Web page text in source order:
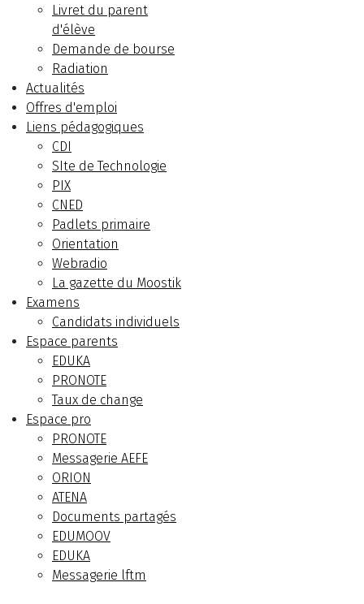
Livret du parent
d'élève
Demande de bourse
Radiation
Actualités
Offres d'emploi
Liens pédagogiques
CDI
SIte de Technologie
PIX
CNED
Padlets primaire
Orientation
Webradio
La gazette du Moostik
Examens
Candidats individuels
Espace parents
EDUKA
PRONOTE
Taux de change
Espace pro
PRONOTE
Messagerie AEFE
ORION
ATENA
Documents partagés
EDUMOOV
EDUKA
Messagerie lftm